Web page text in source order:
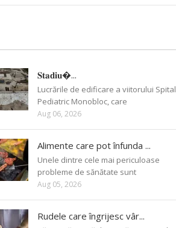
𝐒𝐭𝐚𝐝𝐢𝐮�...
Lucrările de edificare a viitorului Spital
Pediatric Monobloc, care
Aug 06, 2026
Alimente care pot înfunda ...
Unele dintre cele mai periculoase
probleme de sănătate sunt
Aug 05, 2026
Rudele care îngrijesc vâr...